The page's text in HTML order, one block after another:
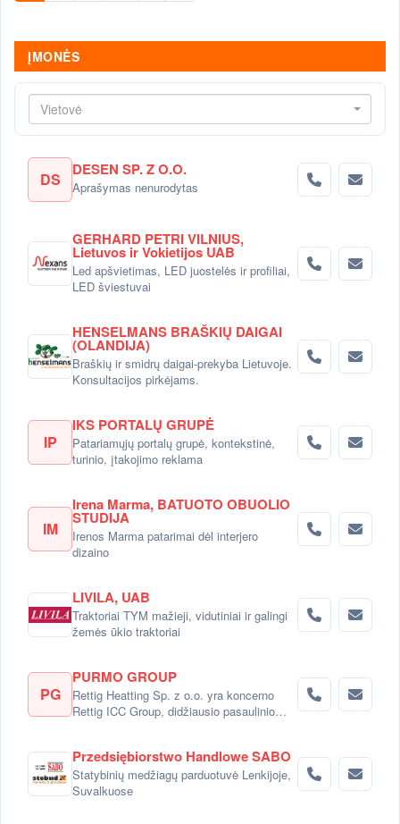
ĮMONĖS
Vietovė
DS DESEN SP. Z O.O.
Aprašymas nenurodytas
GERHARD PETRI VILNIUS,
Lietuvos ir Vokietijos UAB
Led apšvietimas, LED juostelės ir profiliai,
LED šviestuvai
HENSELMANS BRAŠKIŲ DAIGAI
(OLANDIJA)
Braškių ir smidrų daigai-prekyba Lietuvoje.
Konsultacijos pirkėjams.
IP
IKS PORTALŲ GRUPĖ
Patariamųjų portalų grupė, kontekstinė,
turinio, įtakojimo reklama
IM
Irena Marma, BATUOTO OBUOLIO
STUDIJA
Irenos Marma patarimai dėl interjero
dizaino
LIVILA, UAB
Traktoriai TYM mažieji, vidutiniai ir galingi
žemės ūkio traktoriai
PG
PURMO GROUP
Rettig Heatting Sp. z o.o. yra koncerno
Rettig ICC Group, didžiausio pasaulinio
Przedsiębiorstwo Handlowe SABO
Statybinių medžiagų parduotuvė Lenkijoje,
Suvalkuose